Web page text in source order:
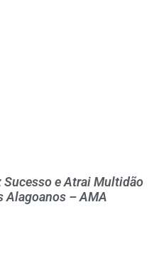
Sucesso e Atrai Multidão
Alagoanos – AMA